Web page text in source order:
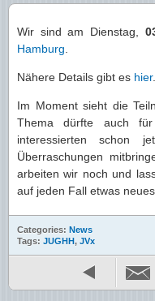
Wir sind am Dienstag,
Hamburg
Nähere Details gibt es hier.
Im Moment sieht die
Thema dürfte auch
interessierten schon
Überraschungen
arbeiten wir noch und
auf jeden Fall etwas
Categories: News
Tags: JUGHH, JVx